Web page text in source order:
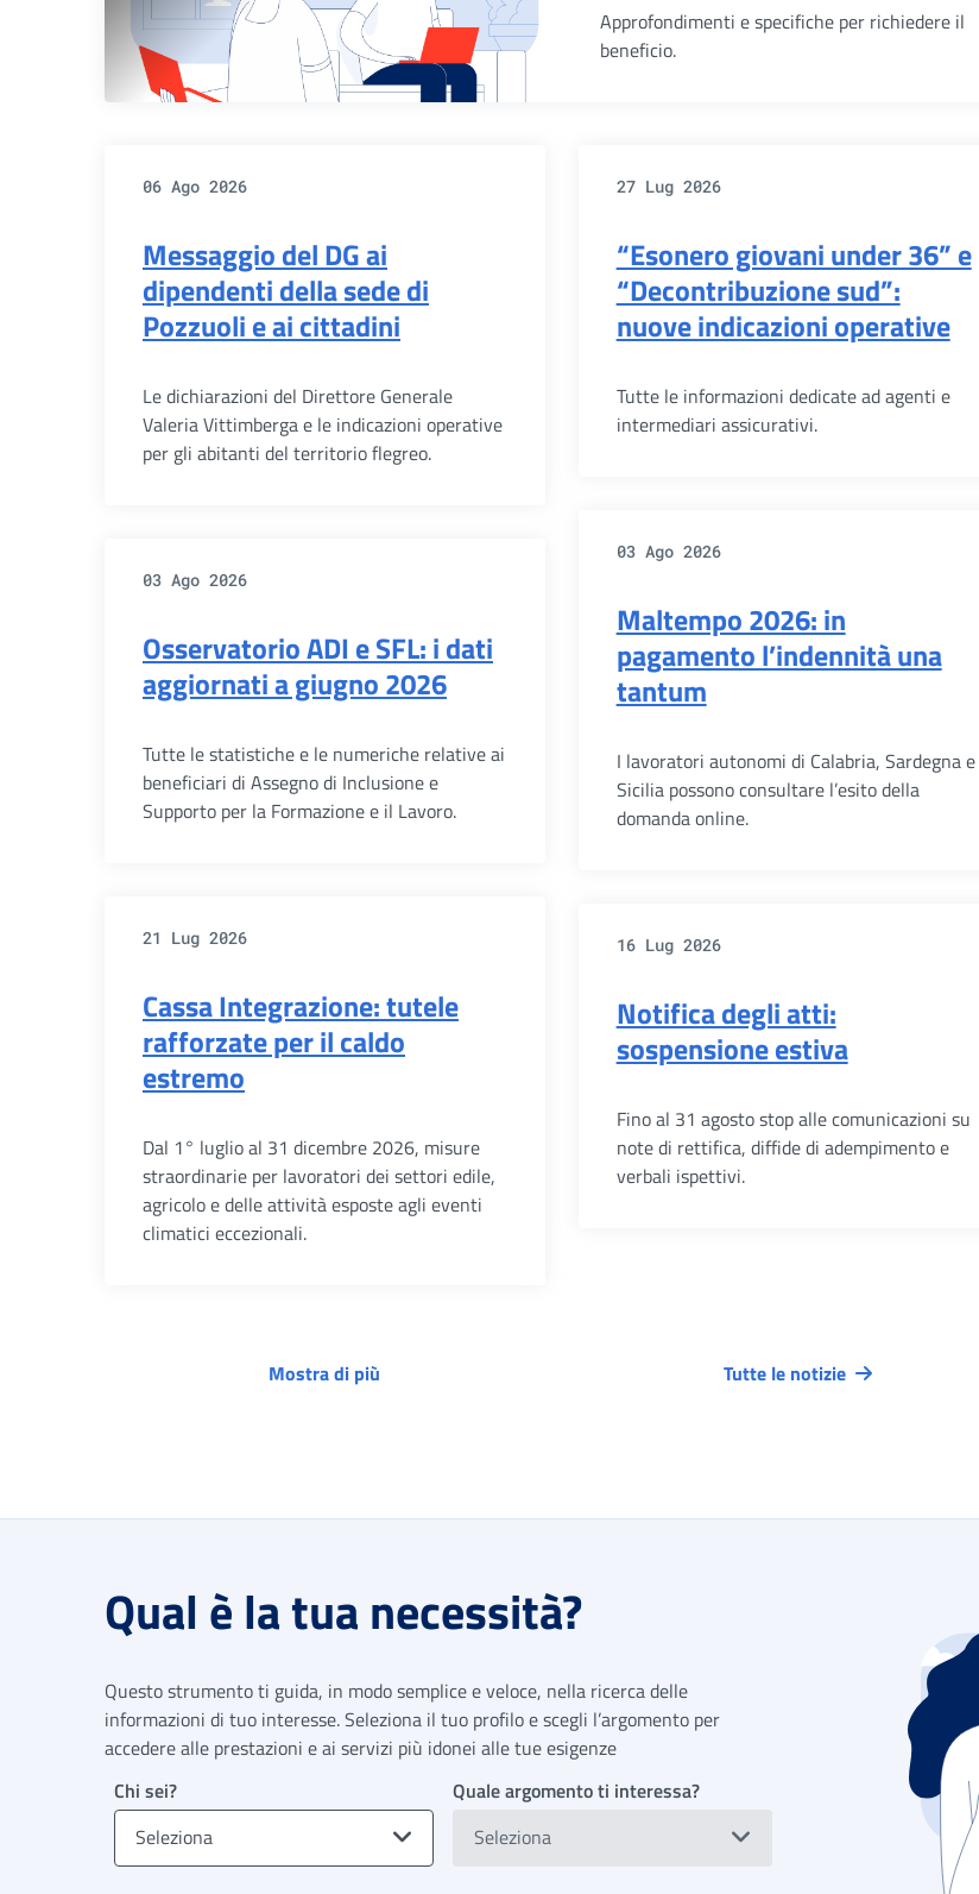
Approfondimenti e specifiche per richiedere il
beneficio.
06 Ago 2026
Messaggio del DG ai
dipendenti della sede di
Pozzuoli e ai cittadini
Le dichiarazioni del Direttore Generale
Valeria Vittimberga e le indicazioni operative
per gli abitanti del territorio flegreo.
27 Lug 2026
“Esonero giovani under 36” e
“Decontribuzione sud”:
nuove indicazioni operative
Tutte le informazioni dedicate ad agenti e
intermediari assicurativi.
03 Ago 2026
Osservatorio ADI e SFL: i dati
aggiornati a giugno 2026
Tutte le statistiche e le numeriche relative ai
beneficiari di Assegno di Inclusione e
Supporto per la Formazione e il Lavoro.
03 Ago 2026
Maltempo 2026: in
pagamento l’indennità una
tantum
I lavoratori autonomi di Calabria, Sardegna e
Sicilia possono consultare l’esito della
domanda online.
21 Lug 2026
Cassa Integrazione: tutele
rafforzate per il caldo
estremo
Dal 1° luglio al 31 dicembre 2026, misure
straordinarie per lavoratori dei settori edile,
agricolo e delle attività esposte agli eventi
climatici eccezionali.
16 Lug 2026
Notifica degli atti:
sospensione estiva
Fino al 31 agosto stop alle comunicazioni su
note di rettifica, diffide di adempimento e
verbali ispettivi.
Mostra di più Tutte le notizie
Qual è la tua necessità?
Questo strumento ti guida, in modo semplice e veloce, nella ricerca delle
informazioni di tuo interesse. Seleziona il tuo profilo e scegli l’argomento per
accedere alle prestazioni e ai servizi più idonei alle tue esigenze
Chi sei?
Seleziona
Quale argomento ti interessa?
Seleziona